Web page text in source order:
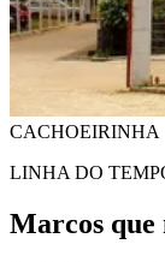
CACHOEIRINHA
LINHA DO
Marcos que